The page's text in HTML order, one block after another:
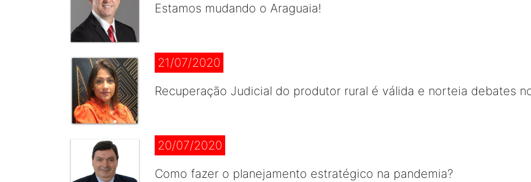
Estamos mudando o Araguaia!
21/07/2020
Recuperação Judicial do produtor rural é válida e norteia debates
20/07/2020
Como fazer o planejamento estratégico na pandemia?